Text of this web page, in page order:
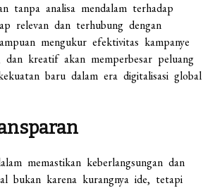
tanpa analisa mendalam terhadap
relevan dan terhubung dengan
mengukur efektivitas kampanye
dan kreatif akan memperbesar peluang
baru dalam era digitalisasi global
memastikan keberlangsungan dan
bukan karena kurangnya ide, tetapi